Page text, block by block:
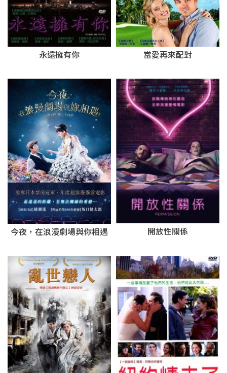
永遠擁有你 當愛再來配對
今夜，在浪漫劇場與你相遇 開放性關係